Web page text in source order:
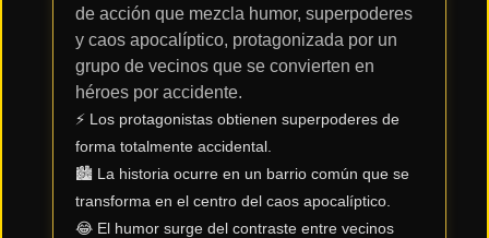
Películas
Tendencias
de acción que mezcla humor, superpoderes
y caos apocalíptico, protagonizada por un
grupo de vecinos que se convierten en
héroes por accidente.
⚡ Los protagonistas obtienen superpoderes de
forma totalmente accidental.
🏙️ La historia ocurre en un barrio común que se
transforma en el centro del caos apocalíptico.
😂 El humor surge del contraste entre vecinos